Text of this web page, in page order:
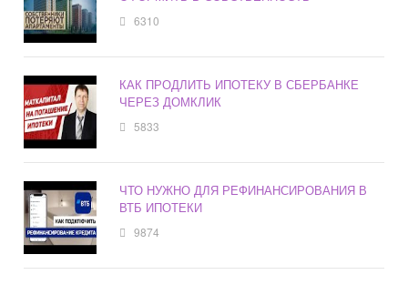
6310
КАК ПРОДЛИТЬ ИПОТЕКУ В СБЕРБАНКЕ
ЧЕРЕЗ ДОМКЛИК
5833
ЧТО НУЖНО ДЛЯ РЕФИНАНСИРОВАНИЯ В
ВТБ ИПОТЕКИ
9874